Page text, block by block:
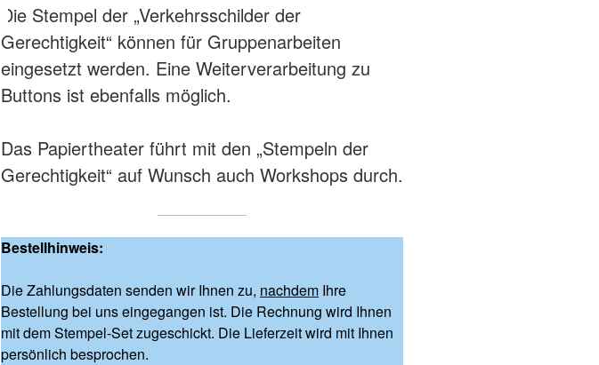
Die Stempel der „Verkehrsschilder der
Gerechtigkeit“ können für Gruppenarbeiten
eingesetzt werden. Eine Weiterverarbeitung zu
Buttons ist ebenfalls möglich.
Das Papiertheater führt mit den „Stempeln der
Gerechtigkeit“ auf Wunsch auch Workshops durch.
Bestellhinweis:
Die Zahlungsdaten senden wir Ihnen zu, nachdem Ihre
Bestellung bei uns eingegangen ist. Die Rechnung wird Ihnen
mit dem Stempel-Set zugeschickt. Die Lieferzeit wird mit Ihnen
persönlich besprochen.